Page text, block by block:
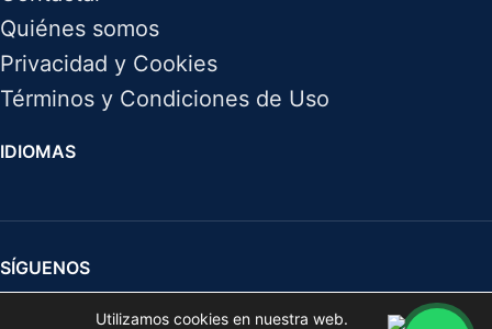
Quiénes somos
Privacidad y Cookies
Términos y Condiciones de Uso
IDIOMAS
SÍGUENOS
Herramientas manuales y eléctricas para profesionales y
Utilizamos cookies en nuestra web.